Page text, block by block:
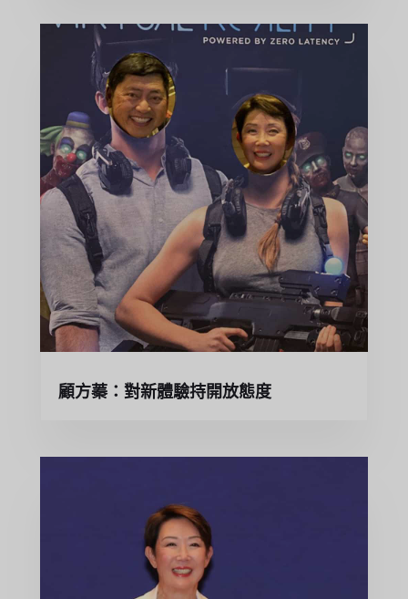
顧方蓁：對新體驗持開放態度